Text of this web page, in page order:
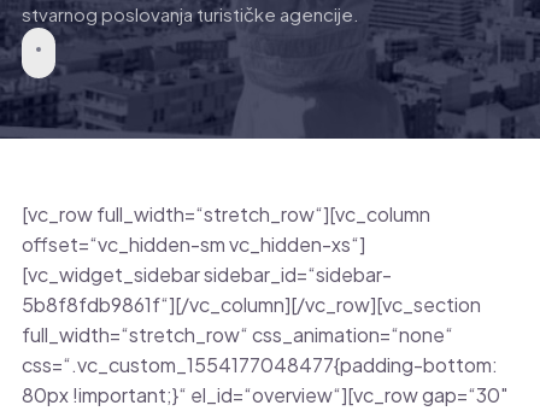
stvarnog poslovanja turističke agencije.
[vc_row full_width=“stretch_row“][vc_column
offset=“vc_hidden-sm vc_hidden-xs“]
[vc_widget_sidebar sidebar_id=“sidebar-
5b8f8fdb9861f“][/vc_column][/vc_row][vc_section
full_width=“stretch_row“ css_animation=“none“
css=“.vc_custom_1554177048477{padding-bottom:
80px !important;}“ el_id=“overview“][vc_row gap=“30″